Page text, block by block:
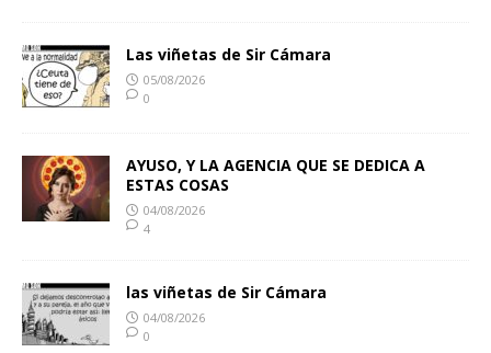
Las viñetas de Sir Cámara
05/08/2026
0
AYUSO, Y LA AGENCIA QUE SE DEDICA A
ESTAS COSAS
04/08/2026
4
las viñetas de Sir Cámara
04/08/2026
0